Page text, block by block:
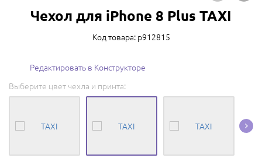
Чехол для iPhone 8 Plus TAXI
Код товара: p912815
Редактировать в Конструкторе
Выберите цвет чехла и принта: